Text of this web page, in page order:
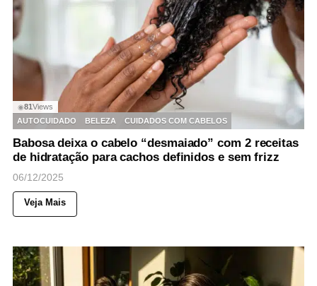
◉81 Views
AUTOCUIDADO
BELEZA CUIDADOS COM CABELOS
Babosa deixa o cabelo “desmaiado” com 2 receitas
de hidratação para cachos definidos e sem frizz
06/12/2025
Veja Mais